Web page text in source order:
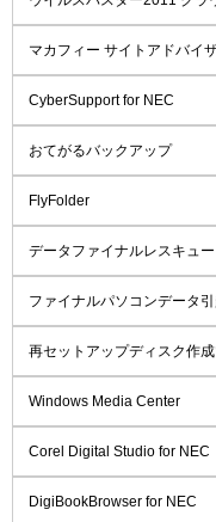
マカフィー サイトアドバイ
CyberSupport for NEC
おてがるバックアップ
FlyFolder
データファイナルレスキュー
ファイナルパソコンデータ
再セットアップディスク作
Windows Media Center
Corel Digital Studio for NEC
DigiBookBrowser for NEC